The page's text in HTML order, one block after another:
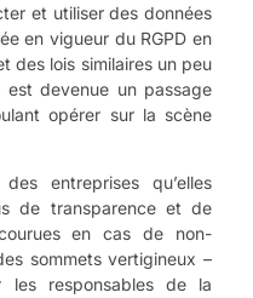
et utiliser des données
en vigueur du RGPD en
des lois similaires un peu
devenue un passage
opérer sur la scène
entreprises qu’elles
de transparence et de
en cas de non-
sommets vertigineux –
les responsables de la